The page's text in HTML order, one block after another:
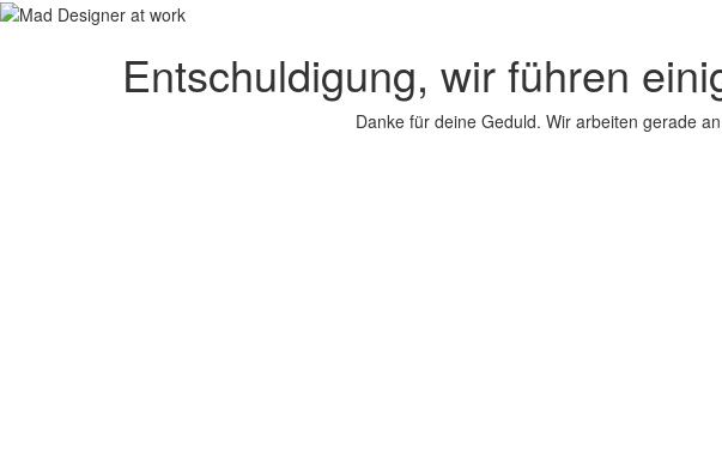
Entschuldigung, wir führen
Danke für deine Geduld. Wir arbeiten gerade